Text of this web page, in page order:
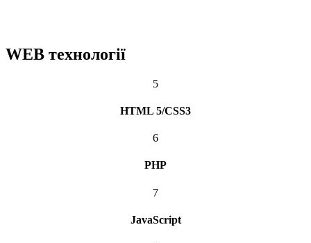
WEB технології
5
HTML 5/CSS3
6
PHP
7
JavaScript